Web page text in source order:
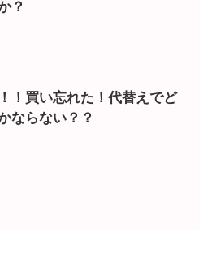
？
！買い忘れた！代替えでど
ならない？？